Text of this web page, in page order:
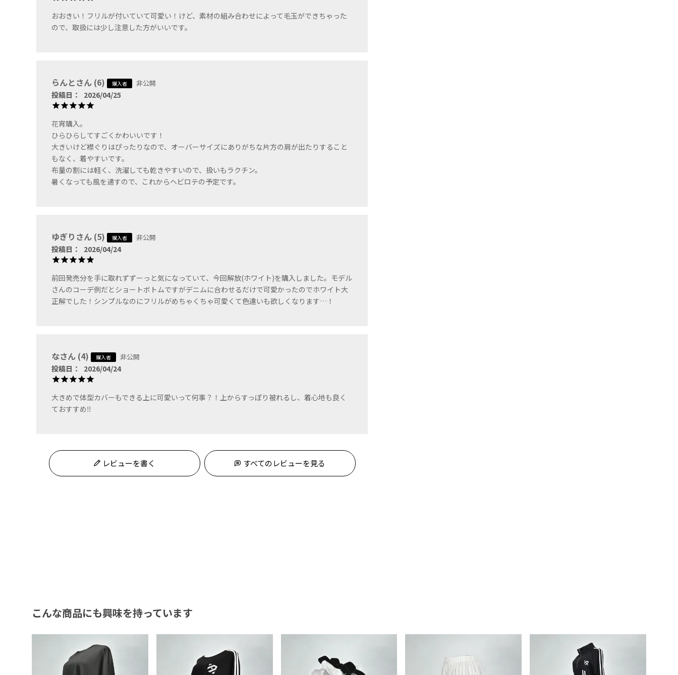
おおきい！フリルが付いていて可愛い！けど、素材の組み合わせによって毛玉ができちゃった
ので、取扱には少し注意した方がいいです。
らんと 6 購入者 非公開
投稿日 2026/04/25
花宵購入。
ひらひらしてすごくかわいいです！
大きいけど襟ぐりはぴったりなので、オーバーサイズにありがちな片方の肩が出たりすること
もなく、着やすいです。
布量の割には軽く、洗濯しても乾きやすいので、扱いもラクチン。
ゆぎり 5 購入者 非公開
投稿日 2026/04/24
前回発売分を手に取れずずーっと気になっていて、今回解放(ホワイト)を購入しました。モデル
さんのコーデ例だとショートボトムですがデニムに合わせるだけで可愛かったのでホワイト大
正解でした！シンプルなのにフリルがめちゃくちゃ可愛くて色違いも欲しくなります…！
な 4 購入者 非公開
投稿日 2026/04/24
大きめで体型カバーもできる上に可愛いって何事？！上からすっぽり被れるし、着心地も良く
ておすすめ‼️
レビューを書く すべてのレビューを見る
こんな商品にも興味を持っています